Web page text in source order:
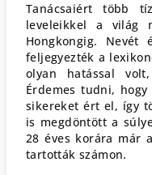
Tanácsaiért több
leveleikkel a világ
Hongkongig. Nevét
feljegyezték a
olyan hatással
Érdemes tudni,
sikereket ért el, így
is megdöntött a
28 éves korára már
tartották számon.